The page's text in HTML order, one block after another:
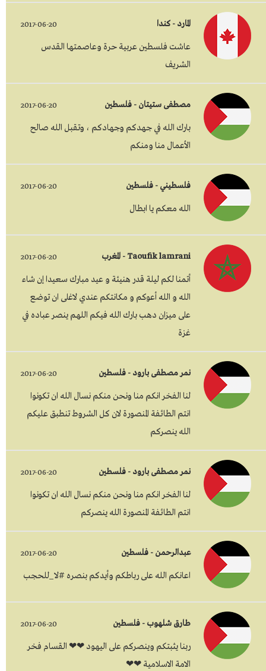
المارد - كندا 2017-06-20
عاشت فلسطين عربية حرة وعاصمتها القدس
الشريف
مصطفى ستيتان - فلسطين 2017-06-20
بارك الله في جهدكم وجهادكم ، وتقبل الله صالح
الأعمال منا ومنكم
فلسطيني - فلسطين 2017-06-20
الله معكم يا ابطال
Taoufik lamrani - المغرب 2017-06-20
أتمنا لكم ليلة قدر هنيئة و عيد مبارك سعيدا إن شاء
الله و الله أعوكم و مكانتكم عندي لاغلى ان توضع
على ميزان دهب بارك الله فيكم اللهم ينصر عباده في
غزة
نمر مصطفى بارود - فلسطين 2017-06-20
لنا الفخر انكم منا ونحن منكم نسال الله ان تكونوا
انتم الطائفة المنصورة لان كل الشروط تنطبق عليكم
الله ينصركم
نمر مصطفى بارود - فلسطين 2017-06-20
لنا الفخر انكم منا ونحن منكم نسال الله ان تكونوا
انتم الطائفة المنصورة الله ينصركم
عبدالرحمن - فلسطين 2017-06-20
اعانكم الله على رباطكم وأيدكم بنصره #لا_للحجب
طارق شلهوب - فلسطين 2017-06-20
ربنا يثبتكم وينصركم على اليهود ❤❤ القسام فخر
الامة الاسلامية ❤❤